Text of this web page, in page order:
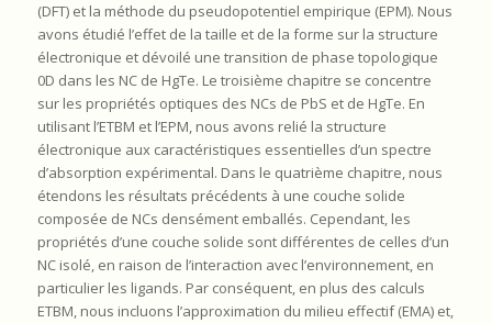
(DFT) et la méthode du pseudopotentiel empirique (EPM). Nous
avons étudié l’effet de la taille et de la forme sur la structure
électronique et dévoilé une transition de phase topologique
0D dans les NC de HgTe. Le troisième chapitre se concentre
sur les propriétés optiques des NCs de PbS et de HgTe. En
utilisant l’ETBM et l’EPM, nous avons relié la structure
électronique aux caractéristiques essentielles d’un spectre
d’absorption expérimental. Dans le quatrième chapitre, nous
étendons les résultats précédents à une couche solide
composée de NCs densément emballés. Cependant, les
propriétés d’une couche solide sont différentes de celles d’un
NC isolé, en raison de l’interaction avec l’environnement, en
particulier les ligands. Par conséquent, en plus des calculs
ETBM, nous incluons l’approximation du milieu effectif (EMA) et,